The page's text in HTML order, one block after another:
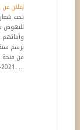
إعلان
تحت
للنهوض
من منحة
2021-2022، ...